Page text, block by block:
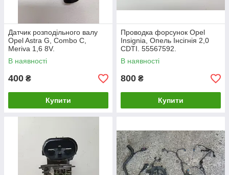
Датчик розподільного валу
Opel Astra G, Combo C,
Meriva 1,6 8V.
В наявності
400 ₴
Купити
Проводка форсунок Opel
Insignia, Опель Інсігнія 2,0
CDTI. 55567592.
В наявності
800 ₴
Купити